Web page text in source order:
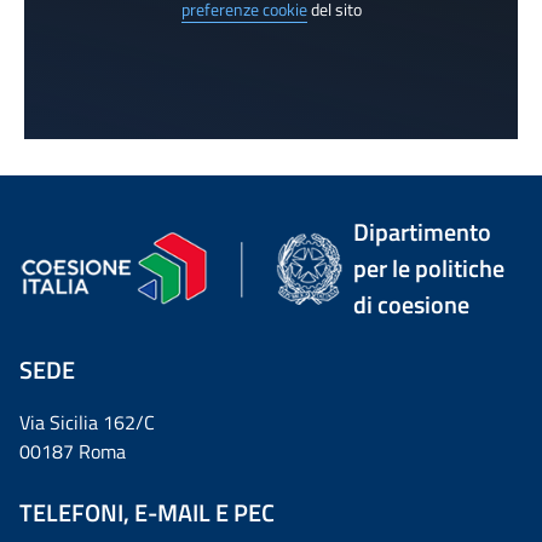
preferenze cookiedel sito
Dipartimento
per le politiche
di coesione
SEDE
Via Sicilia 162/C
00187 Roma
TELEFONI, E-MAIL E PEC